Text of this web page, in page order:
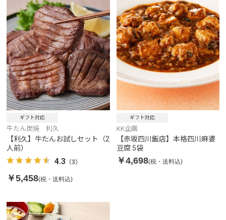
ギフト対応
牛たん炭焼 利久
【利久】牛たんお試しセット（2
人前）
4.3 （3）
￥5,458(税・送料込)
ギフト対応
KK企画
【赤坂四川飯店】本格四川麻婆
豆腐 5袋
￥4,698(税・送料込)